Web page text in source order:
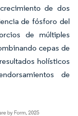
de dos
de fósforo del
de múltiples
cepas de
holísticos
de